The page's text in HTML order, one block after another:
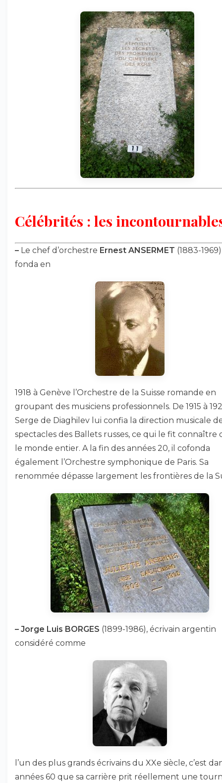
Célébrités : les
– Le chef d’orchestre Ernest ANSERMET (1883-
fonda en
1918 à Genève l’Orchestre de la Suisse romande en
groupant des musiciens professionnels. De 1915 à
Serge de Diaghilev lui confia la direction musicale
spectacles des Ballets russes, ce qui le fit connaître
le monde entier. A la fin des années 20, il cofonda
également l’Orchestre symphonique de Paris. Sa
renommée dépasse largement les frontières de la
– Jorge Luis BORGES (1899-1986), écrivain argentin
considéré comme
l’un des plus grands écrivains du XXe siècle, c’est
années 60 que sa carrière prit réellement une